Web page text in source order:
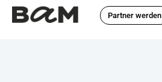
Partner werden